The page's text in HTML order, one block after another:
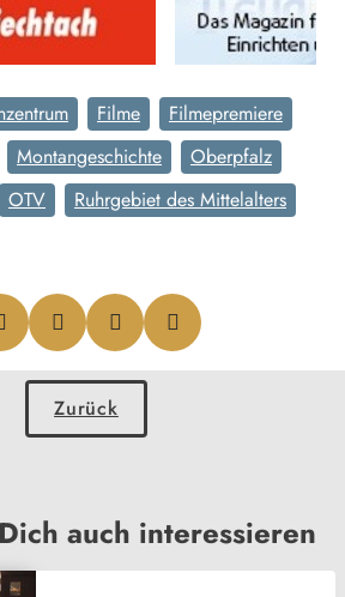
Filme
Filmepremiere
Montangeschichte
Oberpfalz
OTV
Ruhrgebiet des Mittelalters
Zurück
auch interessieren